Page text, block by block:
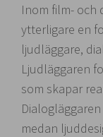
Inom film- och
ytterligare en
ljudläggare,
Ljudläggaren
som skapar
medan